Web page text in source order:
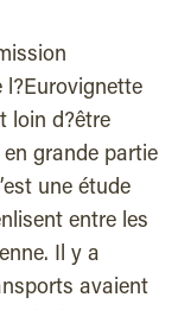
l?Eurovignette
loin d?être
grande partie
une étude
entre les
Il y a
avaient